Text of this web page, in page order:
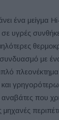
ένα μείγμα
υγρές
συνδυασμό με
που
μηχανές